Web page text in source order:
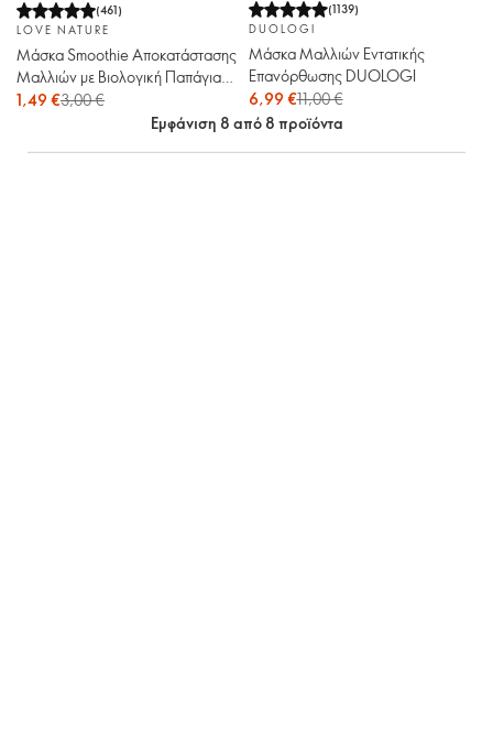
(461)
LOVE NATURE
Μάσκα Smoothie Αποκατάστασης
Μαλλιών με Βιολογική Παπάγια
Love Nature
1,49 €3,00 €
(1139)
DUOLOGI
Μάσκα Μαλλιών Εντατικής
Επανόρθωσης DUOLOGI
6,99 €11,00 €
Εμφάνιση 8 από 8 προϊόντα